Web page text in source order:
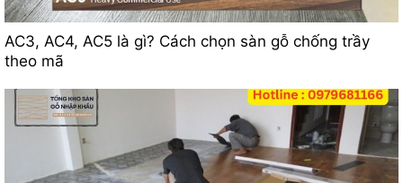
AC3, AC4, AC5 là gì? Cách chọn sàn gỗ chống trầy
theo mã